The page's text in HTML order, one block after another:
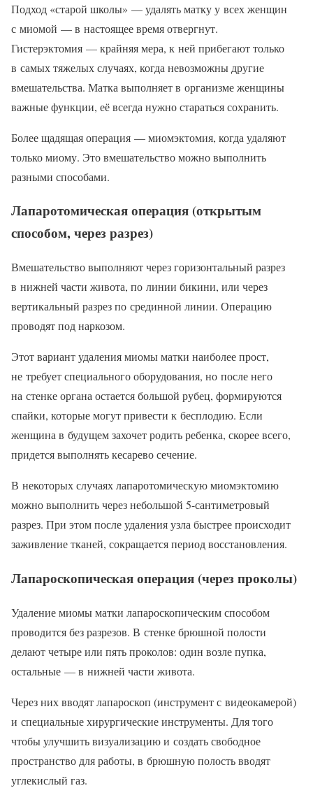
Подход «старой школы» — удалять матку у всех женщин
с миомой — в настоящее время отвергнут.
Гистерэктомия — крайняя мера, к ней прибегают только
в самых тяжелых случаях, когда невозможны другие
вмешательства. Матка выполняет в организме женщины
важные функции, её всегда нужно стараться сохранить.
Более щадящая операция — миомэктомия, когда удаляют
только миому. Это вмешательство можно выполнить
разными способами.
Лапаротомическая операция (открытым
способом, через разрез)
Вмешательство выполняют через горизонтальный разрез
в нижней части живота, по линии бикини, или через
вертикальный разрез по срединной линии. Операцию
проводят под наркозом.
Этот вариант удаления миомы матки наиболее прост,
не требует специального оборудования, но после него
на стенке органа остается большой рубец, формируются
спайки, которые могут привести к бесплодию. Если
женщина в будущем захочет родить ребенка, скорее всего,
придется выполнять кесарево сечение.
В некоторых случаях лапаротомическую миомэктомию
можно выполнить через небольшой 5-сантиметровый
разрез. При этом после удаления узла быстрее происходит
заживление тканей, сокращается период восстановления.
Лапароскопическая операция (через проколы)
Удаление миомы матки лапароскопическим способом
проводится без разрезов. В стенке брюшной полости
делают четыре или пять проколов: один возле пупка,
остальные — в нижней части живота.
Через них вводят лапароскоп (инструмент с видеокамерой)
и специальные хирургические инструменты. Для того
чтобы улучшить визуализацию и создать свободное
пространство для работы, в брюшную полость вводят
углекислый газ.